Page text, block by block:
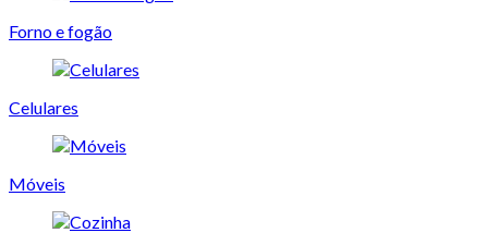
Forno e fogão
Celulares
Móveis